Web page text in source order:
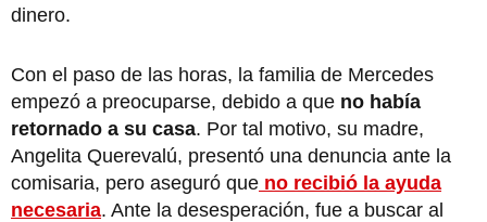
dinero.
Con el paso de las horas, la familia de Mercedes
empezó a preocuparse, debido a que no había
retornado a su casa. Por tal motivo, su madre,
Angelita Querevalú, presentó una denuncia ante la
comisaria, pero aseguró que no recibió la ayuda
necesaria. Ante la desesperación, fue a buscar al